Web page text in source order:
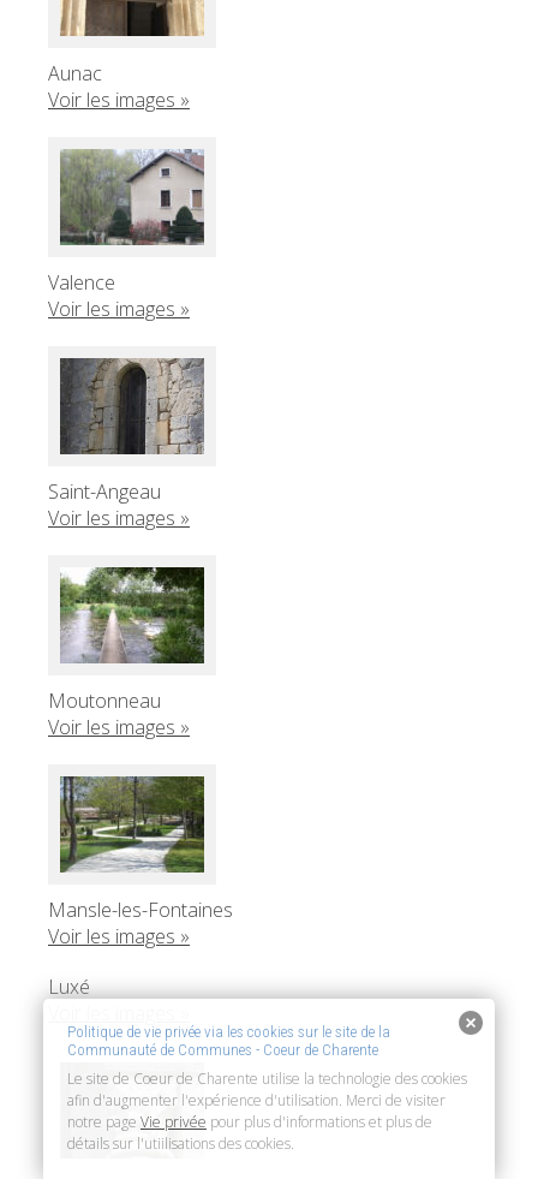
Aunac
Voir les images »
Valence
Voir les images »
Saint-Angeau
Voir les images »
Moutonneau
Voir les images »
Mansle-les-Fontaines
Voir les images »
Luxé
Politique de vie privée via les cookies sur le site de la
Communauté de Communes - Coeur de Charente
Le site de Coeur de Charente utilise la technologie des cookies
afin d'augmenter l'expérience d'utilisation. Merci de visiter
notre page Vie privée pour plus d'informations et plus de
détails sur l'utiilisations des cookies.